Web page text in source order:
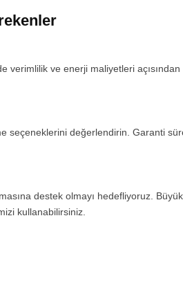
satın almadan önce ürün
için modelleri karşılaştırabilir,
Sorularınız için iletişim
ve enerji maliyetleri
seçeneklerini değerlendirin. Garanti
destek olmayı hedefliyoruz.
kullanabilirsiniz.